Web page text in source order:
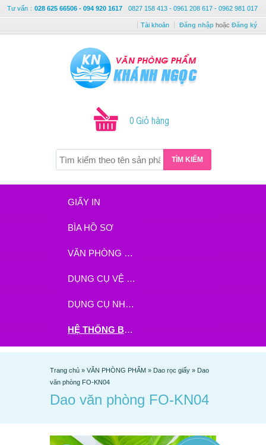
Tư vấn : 028 625 66506 - 094 920 1617 0827 158 413 - 0961 208 617 - 0962 981 017
Tài khoản Đăng nhập hoặc Đăng ký
0 Giỏ hàng
TÌM KIẾM
GIẤY IN
BÌA HỒ SƠ
VĂN PHÒNG PHẨM
DỤNG CỤ VỆ SINH
DỤNG CỤ NHÀ BẾP
HỆ THỐNG BHX - TGDĐ ĐẶT HÀNG TẠI ĐÂY
Trang chủ » VĂN PHÒNG PHẨM » Dao rọc giấy » Dao
văn phòng FO-KN04
Dao văn phòng FO-KN04